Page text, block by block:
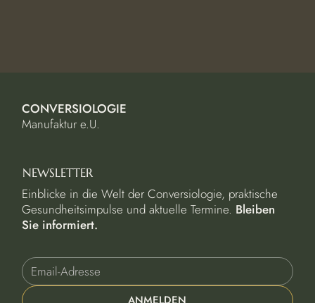
CONVERSIOLOGIE
Manufaktur e.U.
NEWSLETTER
Einblicke in die Welt der Conversiologie, praktische
Gesundheitsimpulse und aktuelle Termine. Bleiben
Sie informiert.